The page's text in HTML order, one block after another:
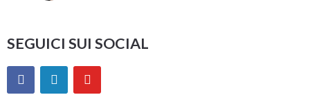
SEGUICI SUI SOCIAL